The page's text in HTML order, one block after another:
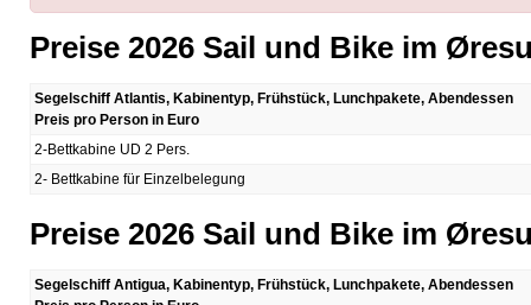
Preise 2026 Sail und Bike im
Segelschiff Atlantis, Kabinentyp, Frühstück, Lunchpakete, Abendessen
Preis pro Person in Euro
2-Bettkabine UD 2 Pers.
2- Bettkabine für Einzelbelegung
Preise 2026 Sail und Bike im
Segelschiff Antigua, Kabinentyp, Frühstück, Lunchpakete, Abendessen